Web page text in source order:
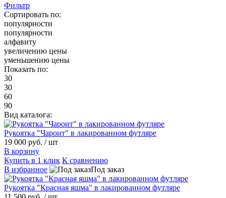
Фильтр
Сортировать по:
популярности
популярности
алфавиту
увеличению цены
уменьшению цены
Показать по:
30
30
60
90
Вид каталога:
Рукоятка "Чароит" в лакированном футляре
19 000 руб. / шт
В корзину
Купить в 1 клик К сравнению
В избранное
Под заказ
Рукоятка "Красная яшма" в лакированном футляре